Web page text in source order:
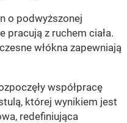
o podwyższonej
pracują z ruchem ciała.
włókna zapewniają
współpracę
której wynikiem jest
redefiniująca